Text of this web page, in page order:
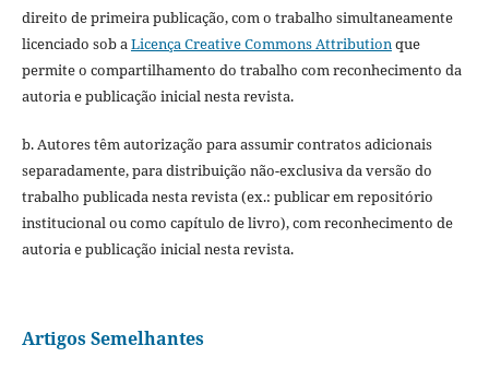
direito de primeira publicação, com o trabalho simultaneamente
licenciado sob a Licença Creative Commons Attribution que
permite o compartilhamento do trabalho com reconhecimento da
autoria e publicação inicial nesta revista.
b. Autores têm autorização para assumir contratos adicionais
separadamente, para distribuição não-exclusiva da versão do
trabalho publicada nesta revista (ex.: publicar em repositório
institucional ou como capítulo de livro), com reconhecimento de
autoria e publicação inicial nesta revista.
Artigos Semelhantes